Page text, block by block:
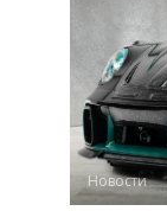
Новости